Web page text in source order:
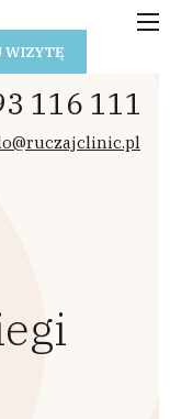
WIZYTĘ
116 111